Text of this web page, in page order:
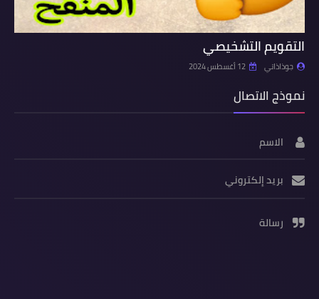
التقويم التشخيصي
جوذاذاتي 12 أغسطس 2024
نموذج الاتصال
الاسم
بريد إلكتروني
رسالة